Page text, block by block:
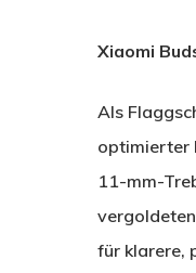
Xiaomi
Als
optimierter
11-mm-
für klarere,